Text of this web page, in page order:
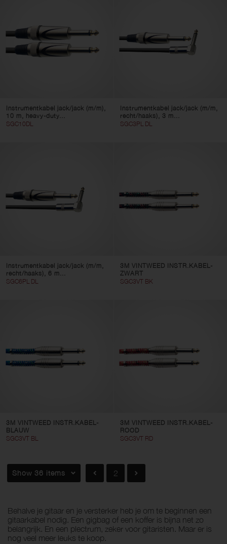
Instrumentkabel jack/jack (m/m),
10 m, heavy-duty...
SGC10DL
Instrumentkabel jack/jack (m/m,
recht/haaks), 3 m...
SGC3PL DL
Instrumentkabel jack/jack (m/m,
recht/haaks), 6 m...
SGC6PL DL
3M VINTWEED INSTR.KABEL-
ZWART
SGC3VT BK
3M VINTWEED INSTR.KABEL-
BLAUW
SGC3VT BL
3M VINTWEED INSTR.KABEL-
ROOD
SGC3VT RD
Show 36 items 2
Behalve je gitaar en je versterker heb je om te beginnen een
gitaarkabel nodig. Een gigbag of een koffer is bijna net zo
belangrijk. En een plectrum, zeker voor gitaristen. Maar er is
nog veel meer leuks te koop.